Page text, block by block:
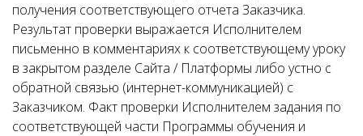
получения соответствующего отчета Заказчика.
Результат проверки выражается Исполнителем
письменно в комментариях к соответствующему уроку
в закрытом разделе Сайта / Платформы либо устно с
обратной связью (интернет-коммуникацией) с
Заказчиком. Факт проверки Исполнителем задания по
соответствующей части Программы обучения и